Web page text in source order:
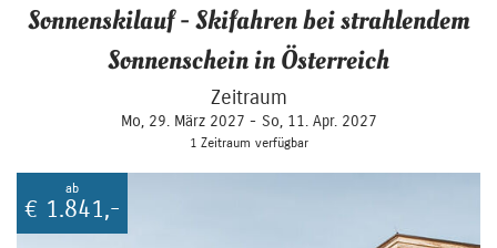
Sonnenskilauf - Skifahren bei strahlendem
Sonnenschein in Österreich
Zeitraum
Mo, 29. März 2027 - So, 11. Apr. 2027
1 Zeitraum verfügbar
ab
€ 1.841,-